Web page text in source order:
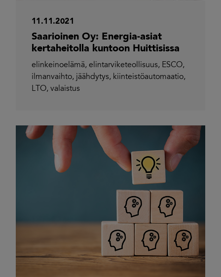
11.11.2021
Saarioinen Oy: Energia-asiat
kertaheitolla kuntoon Huittisissa
elinkeinoelämä, elintarviketeollisuus, ESCO,
ilmanvaihto, jäähdytys, kiinteistöautomaatio,
LTO, valaistus